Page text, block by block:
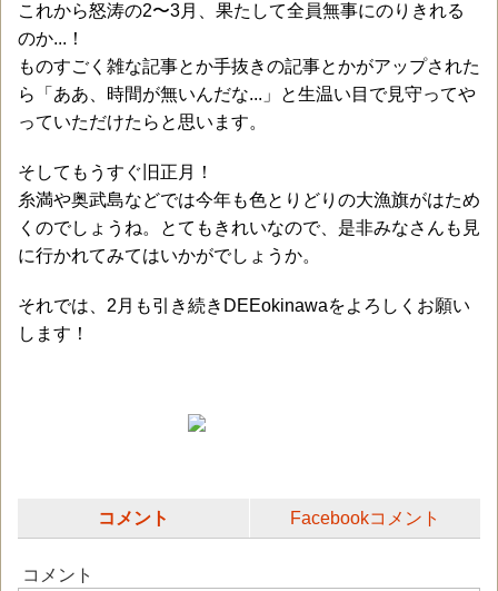
これから怒涛の2〜3月、果たして全員無事にのりきれる
のか...！
ものすごく雑な記事とか手抜きの記事とかがアップされた
ら「ああ、時間が無いんだな...」と生温い目で見守ってや
っていただけたらと思います。
そしてもうすぐ旧正月！
糸満や奥武島などでは今年も色とりどりの大漁旗がはため
くのでしょうね。とてもきれいなので、是非みなさんも見
に行かれてみてはいかがでしょうか。
それでは、2月も引き続きDEEokinawaをよろしくお願い
します！
コメント Facebookコメント